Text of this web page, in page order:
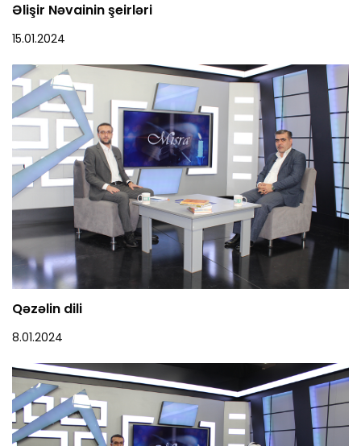
Əlişir Nəvainin şeirləri
15.01.2024
Qəzəlin dili
8.01.2024